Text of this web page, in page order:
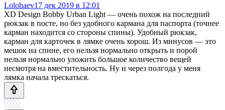
Lolohaev17 дек 2019 в 12:01
XD Design Bobby Urban Light — очень похож на последний
рюкзак в посте, но без удобного кармана для паспорта (точнее
карман находится со стороны спины). Удобный рюкзак,
карман для карточек в лямке очень хорош. Из минусов — это
мешок на спине, его нельзя нормально открыть и порой
нельзя нормально уложить большое количество вещей
несмотря на вместительность. Ну и через полгода у меня
лямка начала трескаться.